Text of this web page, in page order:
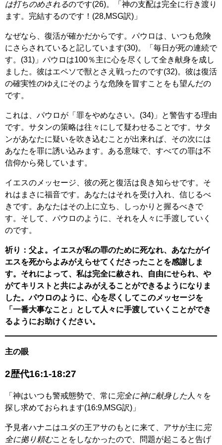
は打ちのめされるのです(26)。「神の支配は完全に行き渡り
ます。完結するのです！(28,MSG訳)」
なぜなら、復活が確かだからです。パウロは、いつも危険
にさらされていると記しています(30)。「毎日が死の連続で
す。(31)」パウロは100％主に心を尽くして全き献身を成し
ました。彼はエペソで獣とさえ戦ったのです(32)。彼は復活
の確実性のゆえにそのような危険を冒すことをも望んだの
です。
これは、パウロが「罪をやめなさい。(34)」と警告する理由
です。サタンの策略は往々にして疑わせることです。サタ
ンがあなたに疑いを吹き込むことが出来れば、その次には
あなたを罪に誘い込みます。ある意味で、すべての罪は不
信仰から発しています。
イエスのメッセージ、彼の死と復活は良き知らせです。そ
れはまさに福音です。あなたはそれを受け入れ、信じるべ
きです。あなたはその上に立ち、しっかりと握るべきで
す。そして、パウロのように、それを人々に手渡していく
のです。
祈り：父よ。イエスが私の罪のために死なれ、あなたがイ
エスを死からよみがえらせてくださったことを感謝しま
す。それによって、私は完全に赦され、自由にせられ、や
がてキリストと共によみがえることができるようになりま
した。パウロのように、心を尽くしてこのメッセージを
「一番大事なこと」として人々に手渡していくことができ
るようにお助けください。
主の眼
2歴代16:1-18:27
「神はいつも警戒態勢で、常に 完全に神に献身した人々を
探し求めておられます(16:9,MSG訳)」
予見者ハナニはユダの王アサのもとに来て、アサが主に 完
全に拠り頼むことをしなかったので、問題が起こると告げ